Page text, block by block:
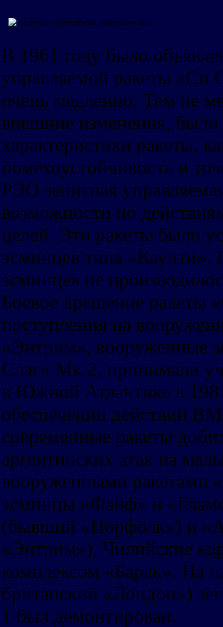
В 1961 году было
управляемой ракеты «Си
очень медленно. Тем не
внешние изменения,
характеристики ракеты,
помехоустойчивость и
РЭО зенитная
возможности по
целей. Эти ракеты были
эсминцев типа «Каунти».
эсминцев не
Боевое крещение ракеты
поступления на
«Энтрим», вооруженные
Слаг» Мк 2, принимали
в Южной Атлантике в
обеспечении действий
современные ракеты
аргентинских атак на
вооруженными ракетами
эсминцы «Файф» и
(бывший «Норфолк») и
«Энтрим»), Чилийские
комплексом «Барак». На
британский «Лондон»)
1 был демонтирован.